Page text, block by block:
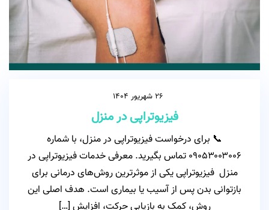
26 شهریور 1404
فیزیوتراپی در منزل
📞 برای درخواست فیزیوتراپی در منزل، با شماره
۰۹۰۵۳۰۰۳۰۰۶ تماس بگیرید. معرفی خدمات فیزیوتراپی در
منزل فیزیوتراپی یکی از موثرترین روش‌های درمانی برای
بازتوانی بدن پس از آسیب یا بیماری است. هدف اصلی این
روش، کمک به بازیابی حرکت، افزایش […]